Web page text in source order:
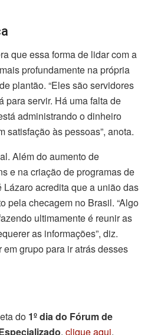
que essa forma de lidar com a
profundamente na própria
plantão. “Eles são servidores
para servir. Há uma falta de
administrando o dinheiro
satisfação às pessoas”, anota.
Além do aumento de
e na criação de programas de
acredita que a união das
pela checagem no Brasil. “Algo
ultimamente é reunir as
as informações”, diz.
grupo para ir atrás desses
do 1º dia do Fórum de
, clique aqui.